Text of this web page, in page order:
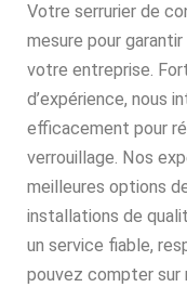
Votre serrurier de
mesure pour
votre entreprise.
d’expérience, nous
efficacement pour
verrouillage. Nos
meilleures options
installations de
un service fiable,
pouvez compter